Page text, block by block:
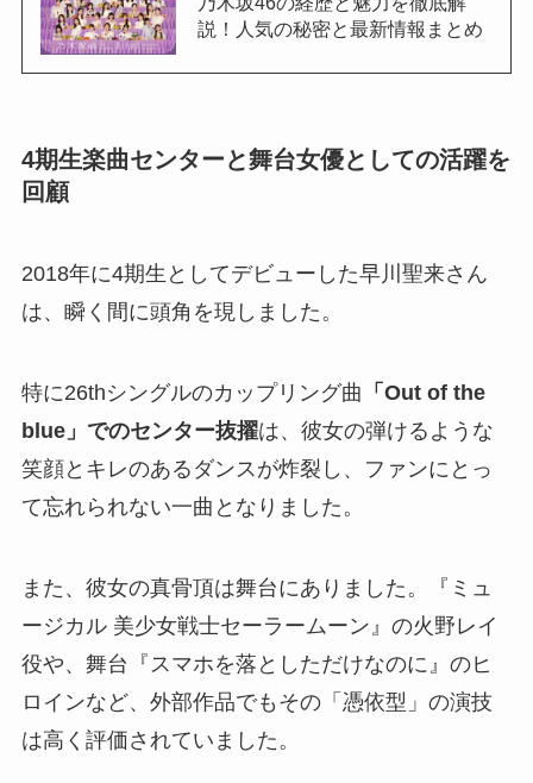
説！人気の秘密と最新情報まとめ
4期生楽曲センターと舞台女優としての活躍を
回顧
2018年に4期生としてデビューした早川聖来さん
は、瞬く間に頭角を現しました。
特に26thシングルのカップリング曲 「Out of the
blue」でのセンター抜擢は、彼女の弾けるような
笑顔とキレのあるダンスが炸裂し、ファンにとっ
て忘れられない一曲となりました。
また、彼女の真骨頂は舞台にありました。『ミュ
ージカル 美少女戦士セーラームーン』の火野レイ
役や、舞台『スマホを落としただけなのに』のヒ
ロインなど、外部作品でもその「憑依型」の演技
は高く評価されていました。